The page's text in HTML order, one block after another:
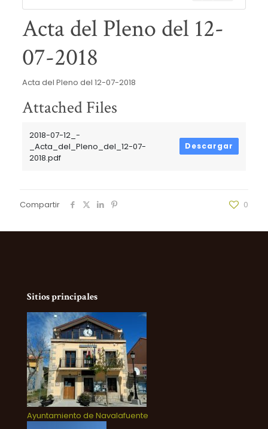
Acta del Pleno del 12-
07-2018
Acta del Pleno del 12-07-2018
Attached Files
2018-07-12_-
_Acta_del_Pleno_del_12-07-
2018.pdf
Descargar
Compartir 0
Sitios principales
Ayuntamiento de Navalafuente